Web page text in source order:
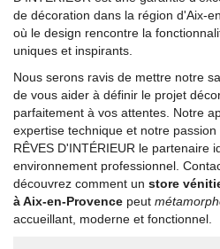
de décoration dans la région d'Aix-
où le design rencontre la
uniques et inspirants.
Nous serons ravis de mettre notre
de vous aider à définir le projet
parfaitement à vos attentes. Notre
expertise technique et notre
RÊVES D'INTÉRIEUR le partenaire
environnement professionnel.
découvrez comment un store
à Aix-en-Provence peut
accueillant, moderne et fonctionnel.